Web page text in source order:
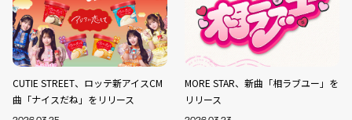
CUTIE STREET、ロッテ新アイスCM
曲「ナイスだね」をリリース
MORE STAR、新曲「相ラブユー」を
リリース